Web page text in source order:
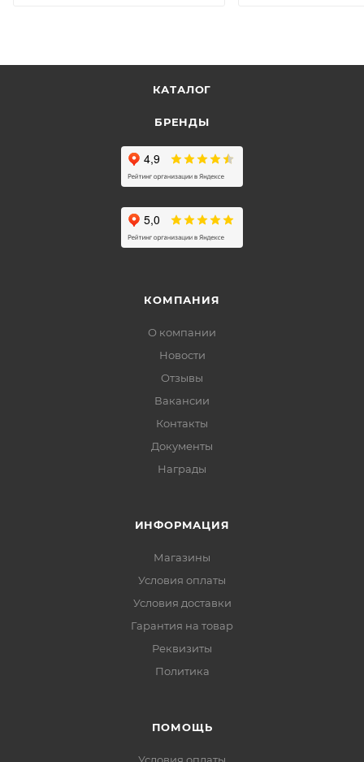
КАТАЛОГ
БРЕНДЫ
КОМПАНИЯ
О компании
Новости
Отзывы
Вакансии
Контакты
Документы
Награды
ИНФОРМАЦИЯ
Магазины
Условия оплаты
Условия доставки
Гарантия на товар
Реквизиты
Политика
ПОМОЩЬ